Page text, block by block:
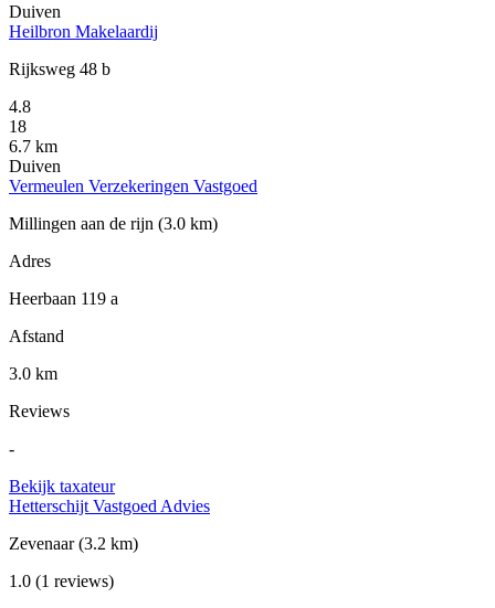
Duiven
Heilbron Makelaardij
Rijksweg 48 b
4.8
18
6.7 km
Duiven
Vermeulen Verzekeringen Vastgoed
Millingen aan de rijn (3.0 km)
Adres
Heerbaan 119 a
Afstand
3.0 km
Reviews
-
Bekijk taxateur
Hetterschijt Vastgoed Advies
Zevenaar(3.2 km)
1.0 (1 reviews)